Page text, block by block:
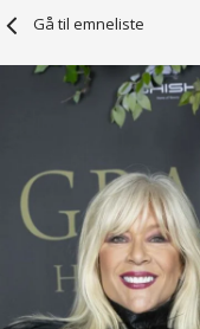
Gå til emneliste